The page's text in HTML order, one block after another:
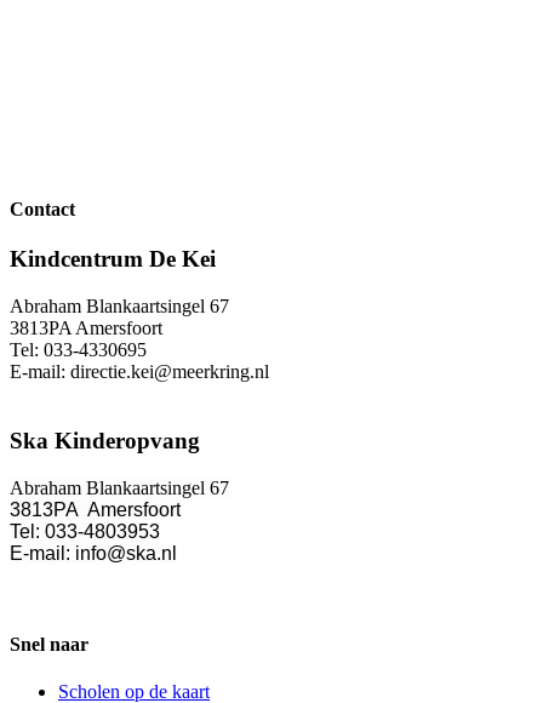
Contact
Kindcentrum De Kei
Abraham Blankaartsingel 67
3813PA Amersfoort
Tel: 033-4330695
E-mail: directie.kei@meerkring.nl
Ska Kinderopvang
Abraham Blankaartsingel 67
3813PA Amersfoort
Tel: 033-4803953
E-mail: info@ska.nl
Snel naar
Scholen op de kaart